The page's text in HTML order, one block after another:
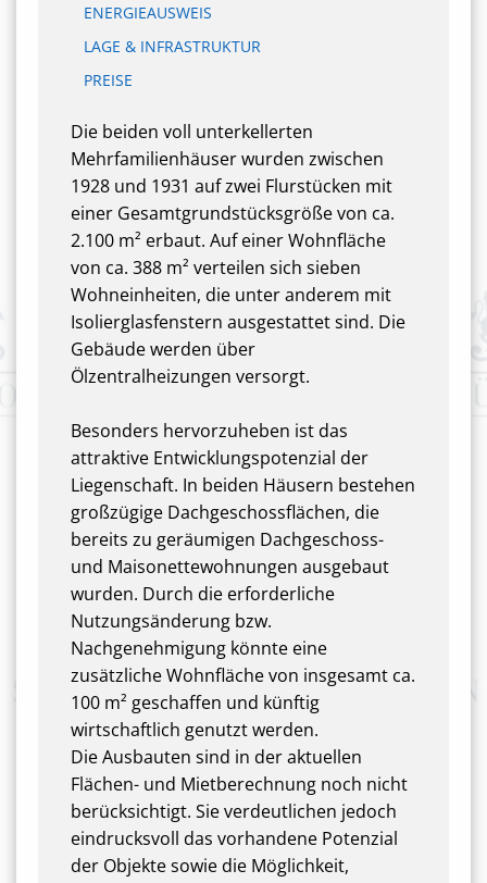
ENERGIEAUSWEIS
LAGE & INFRASTRUKTUR
PREISE
Die beiden voll unterkellerten
Mehrfamilienhäuser wurden zwischen
1928 und 1931 auf zwei Flurstücken mit
einer Gesamtgrundstücksgröße von ca.
2.100 m² erbaut. Auf einer Wohnfläche
von ca. 388 m² verteilen sich sieben
Wohneinheiten, die unter anderem mit
Isolierglasfenstern ausgestattet sind. Die
Gebäude werden über
Ölzentralheizungen versorgt.
Besonders hervorzuheben ist das
attraktive Entwicklungspotenzial der
Liegenschaft. In beiden Häusern bestehen
großzügige Dachgeschossflächen, die
bereits zu geräumigen Dachgeschoss-
und Maisonettewohnungen ausgebaut
wurden. Durch die erforderliche
Nutzungsänderung bzw.
Nachgenehmigung könnte eine
zusätzliche Wohnfläche von insgesamt ca.
100 m² geschaffen und künftig
wirtschaftlich genutzt werden.
Die Ausbauten sind in der aktuellen
Flächen- und Mietberechnung noch nicht
berücksichtigt. Sie verdeutlichen jedoch
eindrucksvoll das vorhandene Potenzial
der Objekte sowie die Möglichkeit,